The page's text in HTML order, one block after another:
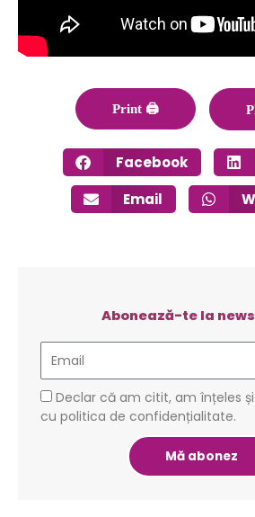
Print 🖨
Facebook
Email
Abonează-te la
GDPRDeclar că am citit, am înțeles
cu politica de confidențialitate.
Mă abonez